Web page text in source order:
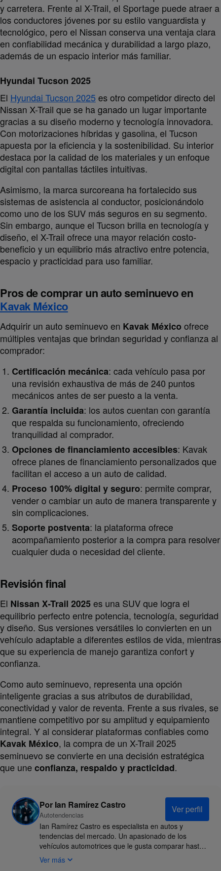
y carretera. Frente al X-Trail, el Sportage puede atraer a
los conductores jóvenes por su estilo vanguardista y
tecnológico, pero el Nissan conserva una ventaja clara
en confiabilidad mecánica y durabilidad a largo plazo,
además de un espacio interior más familiar.
Hyundai Tucson 2025
El Hyundai Tucson 2025 es otro competidor directo del
Nissan X-Trail que se ha ganado un lugar importante
gracias a su diseño moderno y tecnología innovadora.
Con motorizaciones híbridas y gasolina, el Tucson
apuesta por la eficiencia y la sostenibilidad. Su interior
destaca por la calidad de los materiales y un enfoque
digital con pantallas táctiles intuitivas.
Asimismo, la marca surcoreana ha fortalecido sus
sistemas de asistencia al conductor, posicionándolo
como uno de los SUV más seguros en su segmento.
Sin embargo, aunque el Tucson brilla en tecnología y
diseño, el X-Trail ofrece una mayor relación costo-
beneficio y un equilibrio más atractivo entre potencia,
espacio y practicidad para uso familiar.
Pros de comprar un auto seminuevo en
Kavak México
Adquirir un auto seminuevo en Kavak México ofrece
múltiples ventajas que brindan seguridad y confianza al
comprador:
Certificación mecánica: cada vehículo pasa por
una revisión exhaustiva de más de 240 puntos
mecánicos antes de ser puesto a la venta.
Garantía incluida: los autos cuentan con garantía
que respalda su funcionamiento, ofreciendo
tranquilidad al comprador.
Opciones de financiamiento accesibles: Kavak
ofrece planes de financiamiento personalizados que
facilitan el acceso a un auto de calidad.
Proceso 100% digital y seguro: permite comprar,
vender o cambiar un auto de manera transparente y
sin complicaciones.
Soporte postventa: la plataforma ofrece
acompañamiento posterior a la compra para resolver
cualquier duda o necesidad del cliente.
Revisión final
El Nissan X-Trail 2025es una SUV que logra el
equilibrio perfecto entre potencia, tecnología, seguridad
y diseño. Sus versiones versátiles lo convierten en un
vehículo adaptable a diferentes estilos de vida, mientras
que su experiencia de manejo garantiza confort y
confianza.
Como auto seminuevo, representa una opción
inteligente gracias a sus atributos de durabilidad,
conectividad y valor de reventa. Frente a sus rivales, se
mantiene competitivo por su amplitud y equipamiento
integral. Y al considerar plataformas confiables como
Kavak México, la compra de un X-Trail 2025
seminuevo se convierte en una decisión estratégica
que une confianza, respaldo y practicidad.
Por Ian Ramírez Castro
Autotendencias
Ver perfil
Ian Ramírez Castro es especialista en autos y
tendencias del mercado. Un apasionado de los
vehículos automotrices que le gusta comparar hasta
el último detalle de cada modelo que sale al mercado,
analiza qué hace que un auto tenga sentido para
Ver más